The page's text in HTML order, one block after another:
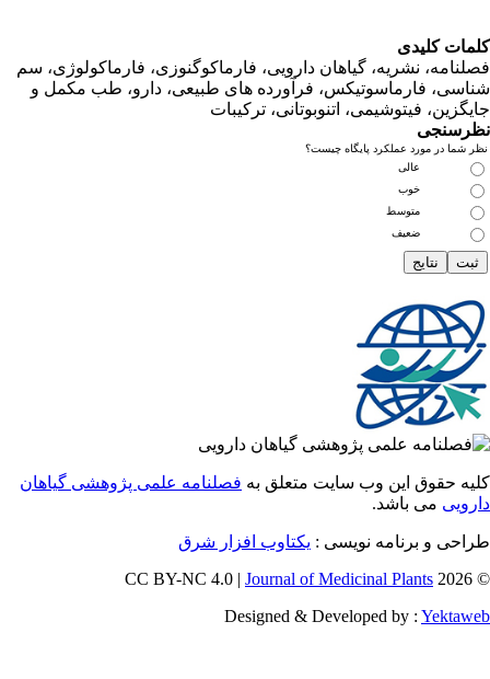
کلیدی
نشریه، گیاهان دارویی، فارماکوگنوزی، فارماکولوژی، سم
فارماسوتیکس، فرآورده های طبیعی، دارو، طب مکمل و
فیتوشیمی، اتنوبوتانی، ترکیبات
در مورد عملکرد پایگاه چیست؟
متوسط
ضعیف
حقوق این وب سایت متعلق بهفصلنامه علمی پژوهشی گیاهان
می باشد.
و برنامه نویسی :یکتاوب افزار شرق
Journal of Medicinal Plants
Designed & Developed by :